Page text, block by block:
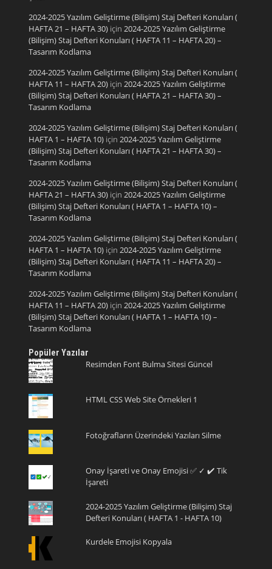
2024-2025 Yazılım Geliştirme (Bilişim) Staj Defteri Konuları (
HAFTA 21 – HAFTA 30)için 2024-2025 Yazılım Geliştirme
(Bilişim) Staj Defteri Konuları ( HAFTA 11 – HAFTA 20) –
Tasarım Kodlama
2024-2025 Yazılım Geliştirme (Bilişim) Staj Defteri Konuları (
HAFTA 11 – HAFTA 20)için 2024-2025 Yazılım Geliştirme
(Bilişim) Staj Defteri Konuları ( HAFTA 21 – HAFTA 30) –
Tasarım Kodlama
2024-2025 Yazılım Geliştirme (Bilişim) Staj Defteri Konuları (
HAFTA 1 – HAFTA 10)için 2024-2025 Yazılım Geliştirme
(Bilişim) Staj Defteri Konuları ( HAFTA 21 – HAFTA 30) –
Tasarım Kodlama
2024-2025 Yazılım Geliştirme (Bilişim) Staj Defteri Konuları (
HAFTA 21 – HAFTA 30)için 2024-2025 Yazılım Geliştirme
(Bilişim) Staj Defteri Konuları ( HAFTA 1 – HAFTA 10) –
Tasarım Kodlama
2024-2025 Yazılım Geliştirme (Bilişim) Staj Defteri Konuları (
HAFTA 1 – HAFTA 10)için 2024-2025 Yazılım Geliştirme
(Bilişim) Staj Defteri Konuları ( HAFTA 11 – HAFTA 20) –
Tasarım Kodlama
2024-2025 Yazılım Geliştirme (Bilişim) Staj Defteri Konuları (
HAFTA 11 – HAFTA 20)için 2024-2025 Yazılım Geliştirme
(Bilişim) Staj Defteri Konuları ( HAFTA 1 – HAFTA 10) –
Tasarım Kodlama
Popüler Yazılar
Resimden Font Bulma Sitesi Güncel
HTML CSS Web Site Örnekleri 1
Fotoğrafların Üzerindeki Yazıları Silme
Onay İşareti ve Onay Emojisi ✅ ✓ ✔️ Tik
İşareti
2024-2025 Yazılım Geliştirme (Bilişim) Staj
Defteri Konuları ( HAFTA 1 - HAFTA 10)
Kurdele Emojisi Kopyala